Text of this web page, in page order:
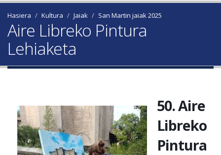
Hasiera Kultura Jaiak San Martin jaiak 2025
Aire Libreko Pintura
Lehiaketa
50. Aire
Libreko
Pintura